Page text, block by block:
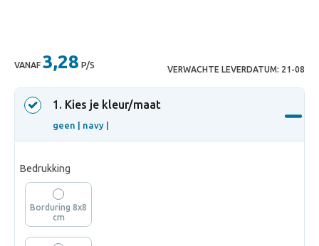
VANAF 3,28 P/S VERWACHTE LEVERDATUM: 21-08
1 . Kies je kleur/maat
geen | navy |
Bedrukking
Borduring 8x8
cm